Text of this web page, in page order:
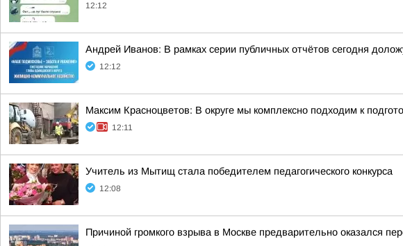
12:12
Андрей Иванов: В рамках серии публичных отчётов сегодня
12:12
Максим Красноцветов: В округе мы комплексно подходим к
12:11
Учитель из Мытищ стала победителем педагогического конкурса
12:08
Причиной громкого взрыва в Москве предварительно оказался